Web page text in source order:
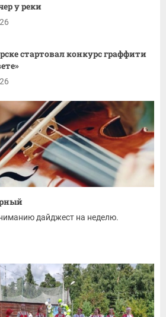
у реки
стартовал конкурс граффити
дайджест на неделю.